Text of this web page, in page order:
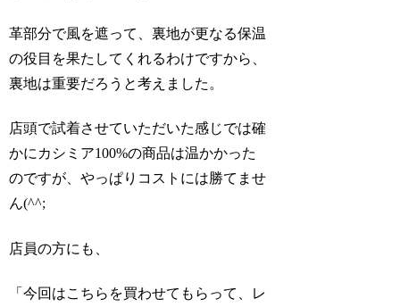
革部分で風を遮って、裏地が更なる保温
の役目を果たしてくれるわけですから、
裏地は重要だろうと考えました。
店頭で試着させていただいた感じでは確
かにカシミア100%の商品は温かかった
のですが、やっぱりコストには勝てませ
ん(^^;
店員の方にも、
「今回はこちらを買わせてもらって、レ